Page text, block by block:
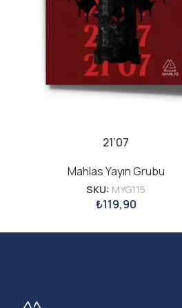
21’07
Mahlas Yayın Grubu
SKU: MYG115
₺119,90